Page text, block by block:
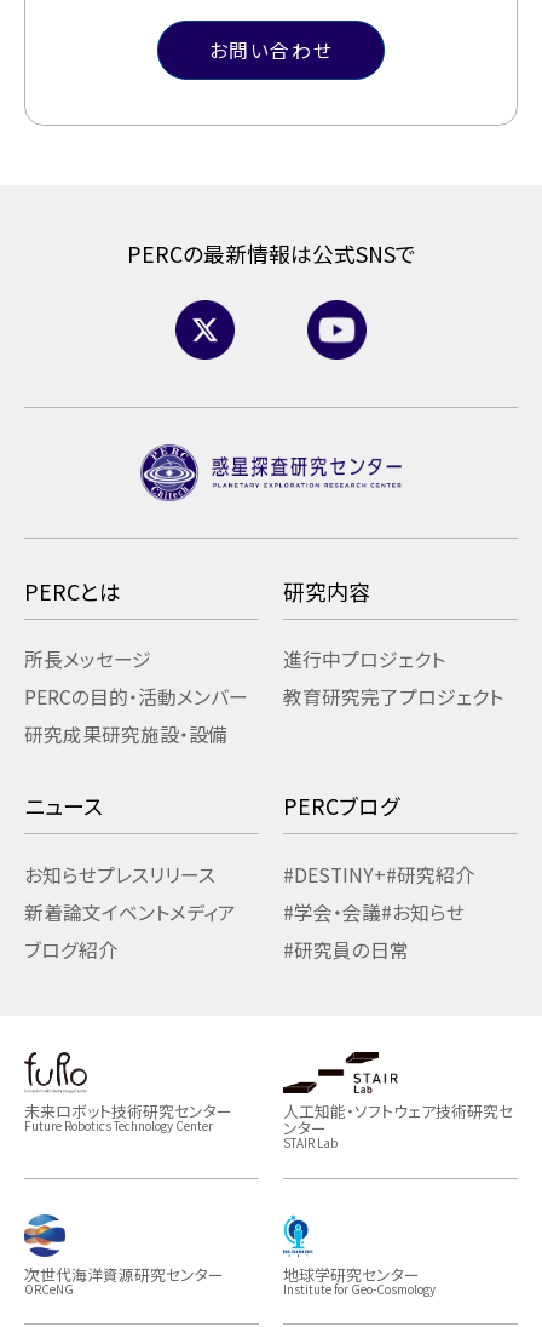
お問い合わせ
PERCの最新情報は公式SNSで
PERCとは
所長メッセージ
PERCの目的・活動メンバー
研究成果研究施設・設備
研究内容
進行中プロジェクト
教育研究完了プロジェクト
ニュース
お知らせプレスリリース
新着論文イベントメディア
ブログ紹介
PERCブログ
#DESTINY+#研究紹介
#学会・会議#お知らせ
#研究員の日常
未来ロボット技術研究センター
Future Robotics Technology Center
人工知能・ソフトウェア技術研究セ
ンター
STAIR Lab
次世代海洋資源研究センター
ORCeNG
地球学研究センター
Institute for Geo-Cosmology